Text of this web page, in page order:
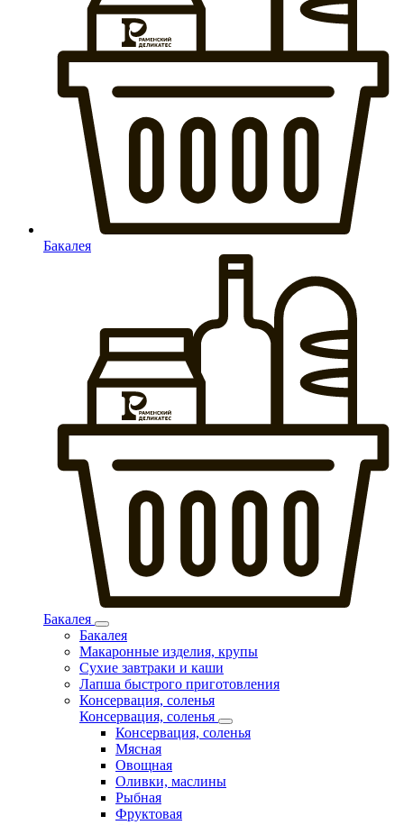
Бакалея
Бакалея
Бакалея
Макаронные изделия, крупы
Сухие завтраки и каши
Лапша быстрого приготовления
Консервация, соленья
Консервация, соленья
Консервация, соленья
Мясная
Овощная
Оливки, маслины
Рыбная
Фруктовая